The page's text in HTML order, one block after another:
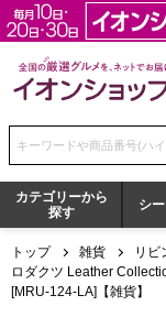
全国の厳選グルメ
検索キーワードまたは商
カテゴリーから
探す
シ
トップ 雑貨 リビ
ロダクツ Leather
[MRU-124-LA]【雑貨】